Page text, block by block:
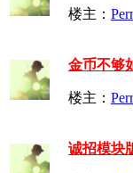
楼主：
金币不够
楼主：
诚招模块